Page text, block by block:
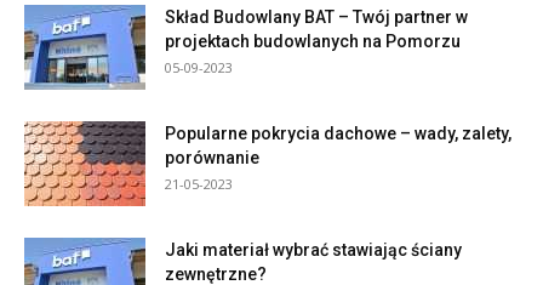
Skład Budowlany BAT – Twój partner w
projektach budowlanych na Pomorzu
05-09-2023
Popularne pokrycia dachowe – wady, zalety,
porównanie
21-05-2023
Jaki materiał wybrać stawiając ściany
zewnętrzne?